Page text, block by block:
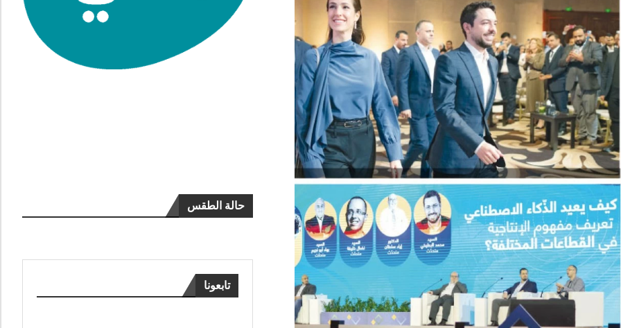
حالة الطقس
تابعونا